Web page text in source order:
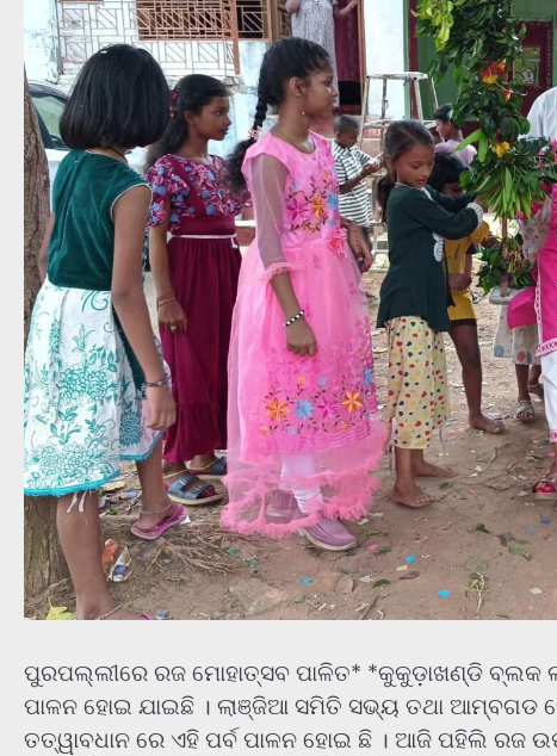
ପୁରପଲ୍ଲୀରେ ରଜ ମୋହାତ୍ସବ ପାଳିତ* *କୁକୁଡ଼ାଖଣ୍ଡି ବ୍ଲକ
ପାଳନ ହୋଇ ଯାଇଛି । ଲାଞ୍ଜିଆ ସମିତି ସଭ୍ୟ ତଥା ଆମ୍ବଗଡ
ତତ୍ୱାବଧାନ ରେ ଏହି ପର୍ବ ପାଳନ ହୋଇ ଛି । ଆଜି ପହିଲି ରଜ